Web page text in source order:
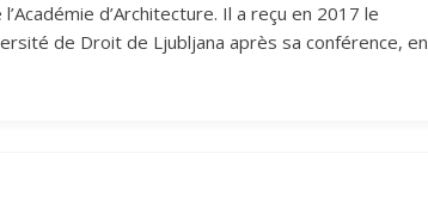
d’Architecture. Il a reçu en 2017 le
de Droit de Ljubljana après sa conférence, en